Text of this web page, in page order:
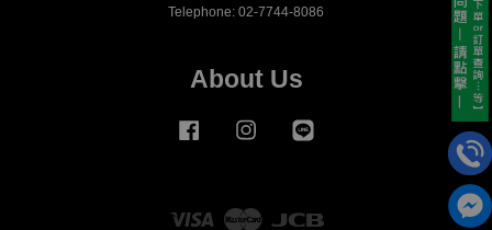
Telephone: 02-7744-8086
About Us
Facebook Instagram
Visa Master